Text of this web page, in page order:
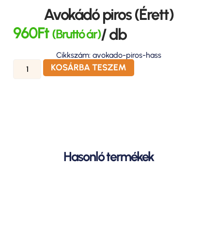
Avokádó piros (Érett)
960Ft (Bruttó ár)/ db
Cikkszám: avokado-piros-hass
KOSÁRBA TESZEM
Hasonló termékek